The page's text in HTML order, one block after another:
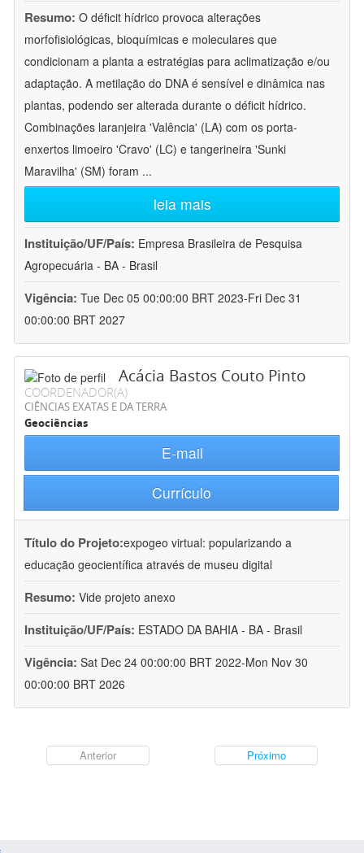
Resumo: O déficit hídrico provoca alterações
morfofisiológicas, bioquímicas e moleculares que
condicionam a planta a estratégias para aclimatização e/ou
adaptação. A metilação do DNA é sensível e dinâmica nas
plantas, podendo ser alterada durante o déficit hídrico.
Combinações laranjeira 'Valência' (LA) com os porta-
enxertos limoeiro 'Cravo' (LC) e tangerineira 'Sunki
Maravilha' (SM) foram ...
leia mais
Instituição/UF/País: Empresa Brasileira de Pesquisa
Agropecuária - BA - Brasil
Vigência: Tue Dec 05 00:00:00 BRT 2023-Fri Dec 31
00:00:00 BRT 2027
Acácia Bastos Couto Pinto
COORDENADOR(A)
CIÊNCIAS EXATAS E DA TERRA
Geociências
E-mail
Currículo
Título do Projeto:expogeo virtual: popularizando a
educação geocientífica através de museu digital
Resumo: Vide projeto anexo
Instituição/UF/País: ESTADO DA BAHIA - BA - Brasil
Vigência: Sat Dec 24 00:00:00 BRT 2022-Mon Nov 30
00:00:00 BRT 2026
Anterior Próximo